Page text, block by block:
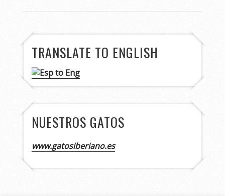
TRANSLATE TO ENGLISH
NUESTROS GATOS
www.gatosiberiano.es